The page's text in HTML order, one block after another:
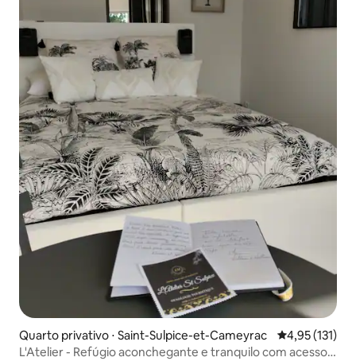
Quarto privativo ⋅ Saint-Sulpice-et-Cameyrac 4,95 de uma
4,95 (131)
L'Atelier - Refúgio aconchegante e tranquilo com acesso à